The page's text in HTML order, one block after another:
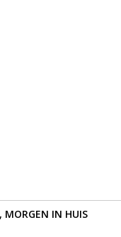
MORGEN IN HUIS